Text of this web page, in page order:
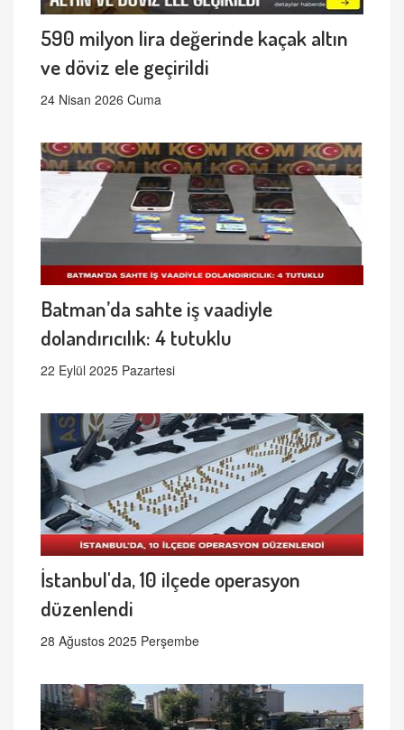
590 milyon lira değerinde kaçak altın
ve döviz ele geçirildi
24 Nisan 2026 Cuma
Batman’da sahte iş vaadiyle
dolandırıcılık: 4 tutuklu
22 Eylül 2025 Pazartesi
İstanbul'da, 10 ilçede operasyon
düzenlendi
28 Ağustos 2025 Perşembe